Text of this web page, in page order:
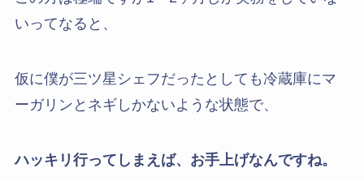
いってなると、
仮に僕が三ツ星シェフだったとしても冷蔵庫にマ
ーガリンとネギしかないような状態で、
ハッキリ行ってしまえば、お手上げなんですね。